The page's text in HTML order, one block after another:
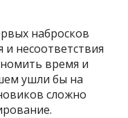
набросков
несоответствия
время и
ушли бы на
сложно